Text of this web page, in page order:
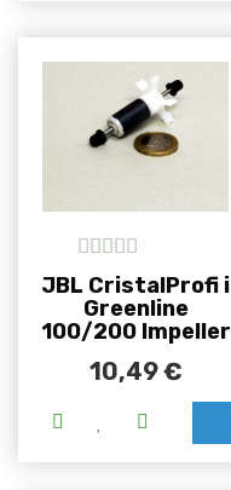
out of 5
JBL CristalProfi i
Greenline
100/200 Impeller
10,49€